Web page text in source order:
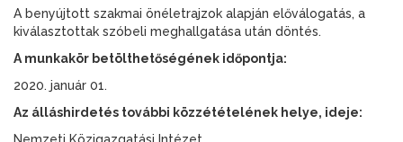
A benyújtott szakmai önéletrajzok alapján előválogatás, a
kiválasztottak szóbeli meghallgatása után döntés.
A munkakör betölthetőségének időpontja:
2020. január 01.
Az álláshirdetés további közzétételének helye, ideje: